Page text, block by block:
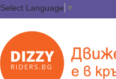
Select Language ▼